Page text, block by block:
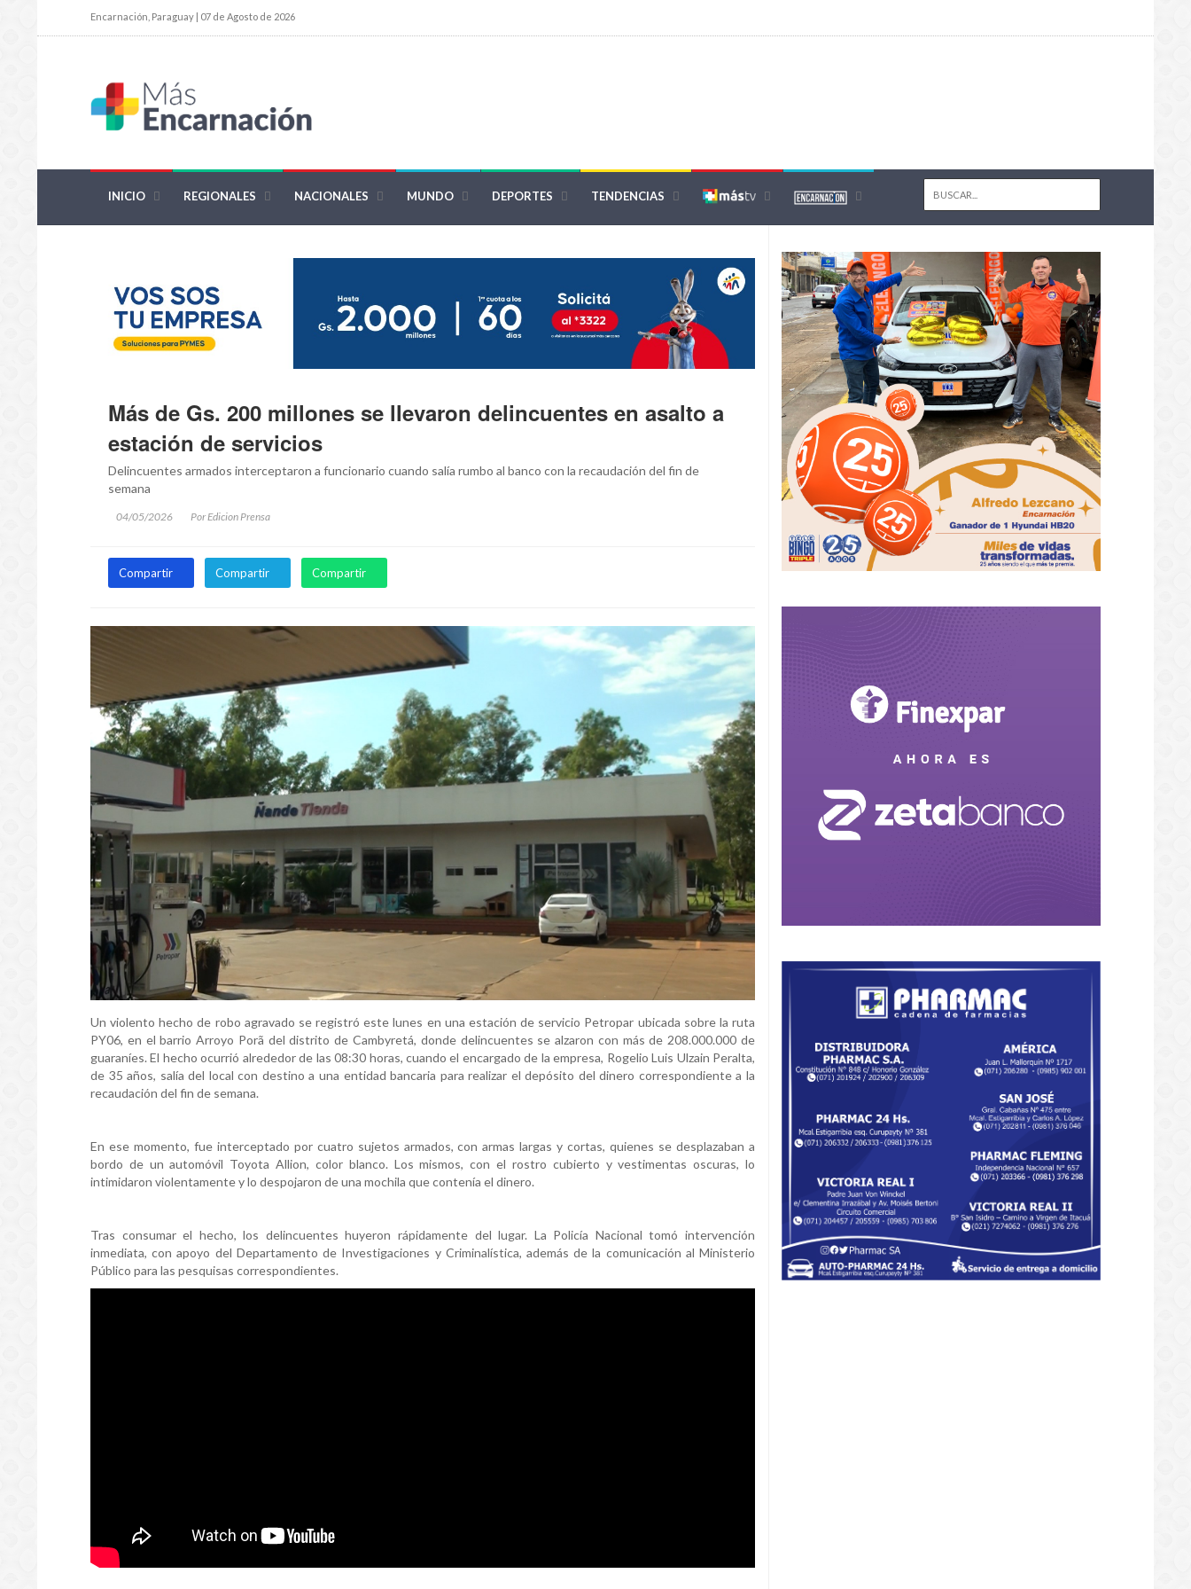
Encarnación, Paraguay | 07 de Agosto de 2026
INICIO REGIONALES NACIONALES MUNDO DEPORTES TENDENCIAS
Más de Gs. 200 millones se llevaron delincuentes en asalto a
estación de servicios
Delincuentes armados interceptaron a funcionario cuando salía rumbo al banco con la recaudación del fin de
semana
04/05/2026 Por Edicion Prensa
Compartir Compartir Compartir
Un violento hecho de robo agravado se registró este lunes en una estación de servicio Petropar ubicada sobre la ruta
PY06, en el barrio Arroyo Porã del distrito de Cambyretá, donde delincuentes se alzaron con más de 208.000.000 de
guaraníes. El hecho ocurrió alrededor de las 08:30 horas, cuando el encargado de la empresa, Rogelio Luis Ulzain Peralta,
de 35 años, salía del local con destino a una entidad bancaria para realizar el depósito del dinero correspondiente a la
recaudación del fin de semana.
En ese momento, fue interceptado por cuatro sujetos armados, con armas largas y cortas, quienes se desplazaban a
bordo de un automóvil Toyota Allion, color blanco. Los mismos, con el rostro cubierto y vestimentas oscuras, lo
intimidaron violentamente y lo despojaron de una mochila que contenía el dinero.
Tras consumar el hecho, los delincuentes huyeron rápidamente del lugar. La Policía Nacional tomó intervención
inmediata, con apoyo del Departamento de Investigaciones y Criminalística, además de la comunicación al Ministerio
Público para las pesquisas correspondientes.